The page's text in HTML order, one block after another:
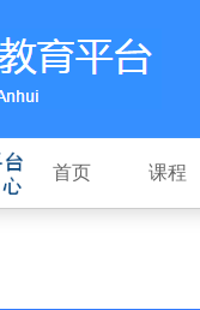
首页 课程